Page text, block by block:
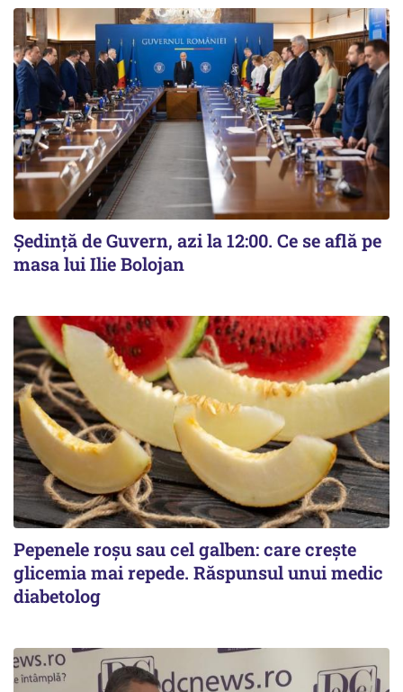
Ședință de Guvern, azi la 12:00. Ce se află pe
masa lui Ilie Bolojan
Pepenele roșu sau cel galben: care crește
glicemia mai repede. Răspunsul unui medic
diabetolog